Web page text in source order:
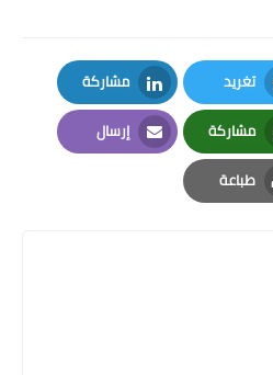
تغريد
Twitter
مشاركة
LinkedIn
مشاركة
Whatsapp
إرسال
Email
طباعة
Print